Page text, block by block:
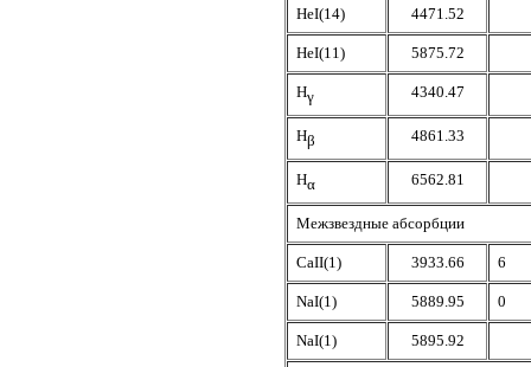
HeI(14) 4471.52
HeI(11) 5875.72
Hγ 4340.47
Hβ 4861.33
Hα 6562.81
Межзвездные абсорбции
CaII(1) 3933.66 6
NaI(1) 5889.95 0
NaI(1) 5895.92